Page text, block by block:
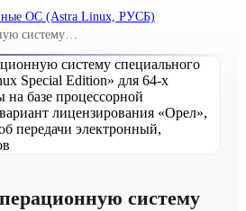
ОС (Astra Linux, РУСБ)
систему
платформы на базе
х86-64, вариант
РУСБ.10015-10, способ
до 2 сокетов
систему